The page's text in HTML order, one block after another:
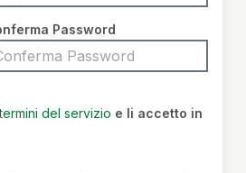
Password
termini del servizio e li accetto in